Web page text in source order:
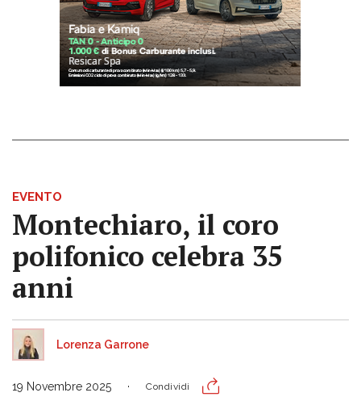
EVENTO
Montechiaro, il coro
polifonico celebra 35
anni
Lorenza Garrone
19 Novembre 2025 Condividi